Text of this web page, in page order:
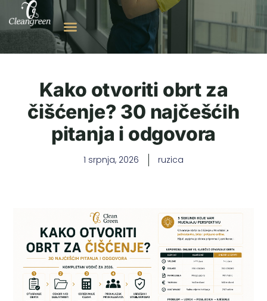
Kako otvoriti obrt za
čišćenje? 30 najčešćih
pitanja i odgovora
1 srpnja, 2026 ruzica